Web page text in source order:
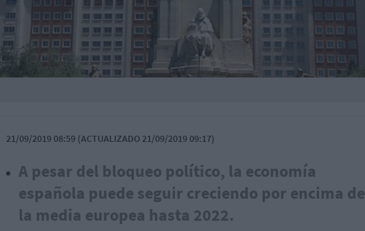
21/09/2019 08:59 (ACTUALIZADO 21/09/2019 09:17)
A pesar del bloqueo político, la economía
española puede seguir creciendo por encima de
la media europea hasta 2022.